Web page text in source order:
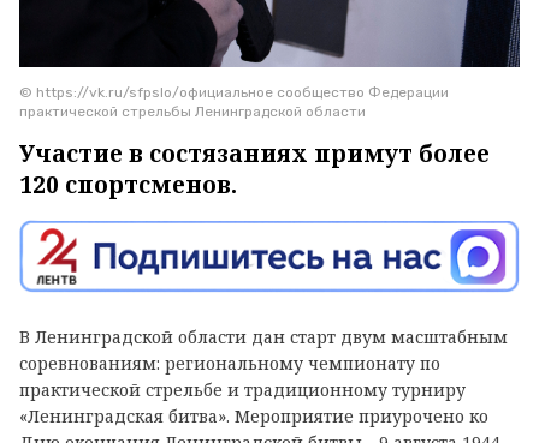
© https://vk.ru/sfpslo/официальное сообщество Федерации
практической стрельбы Ленинградской области
Участие в состязаниях примут более
120 спортсменов.
В Ленинградской области дан старт двум масштабным
соревнованиям: региональному чемпионату по
практической стрельбе и традиционному турниру
«Ленинградская битва». Мероприятие приурочено ко